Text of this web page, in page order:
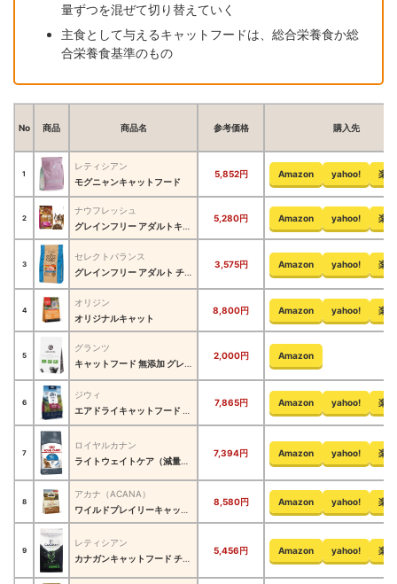
量ずつを混ぜて切り替えていく
主食として与えるキャットフードは、総合栄養食か総
合栄養食基準のもの
No 商品 商品名 参考価格 購入先
1
レティシアン
モグニャンキャットフード
5,852円 Amazon yahoo! 楽
2
ナウフレッシュ
グレインフリー アダルトキャット
5,280円 Amazon yahoo! 楽
3
セレクトバランス
グレインフリー アダルト チキン 1才以上の成猫用
3,575円 Amazon yahoo! 楽
4
オリジン
オリジナルキャット
8,800円 Amazon yahoo! 楽
5
グランツ
キャットフード 無添加 グレインフリー 全年齢用 チキン&サーモン味
2,000円 Amazon
6
ジウィ
エアドライキャットフード ベニソン
7,865円 Amazon yahoo! 楽
7
ロイヤルカナン
ライトウェイトケア（減量したい猫専用フード 成猫用）
7,394円 Amazon yahoo! 楽
8
アカナ（ACANA）
ワイルドプレイリーキャットレシピ
8,580円 Amazon yahoo! 楽
9
レティシアン
カナガンキャットフード チキン
5,456円 Amazon yahoo! 楽